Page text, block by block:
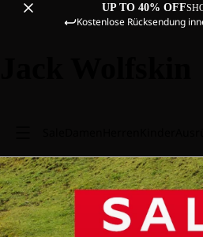
UP TO 40% OFF
Kostenlose Rücksendung